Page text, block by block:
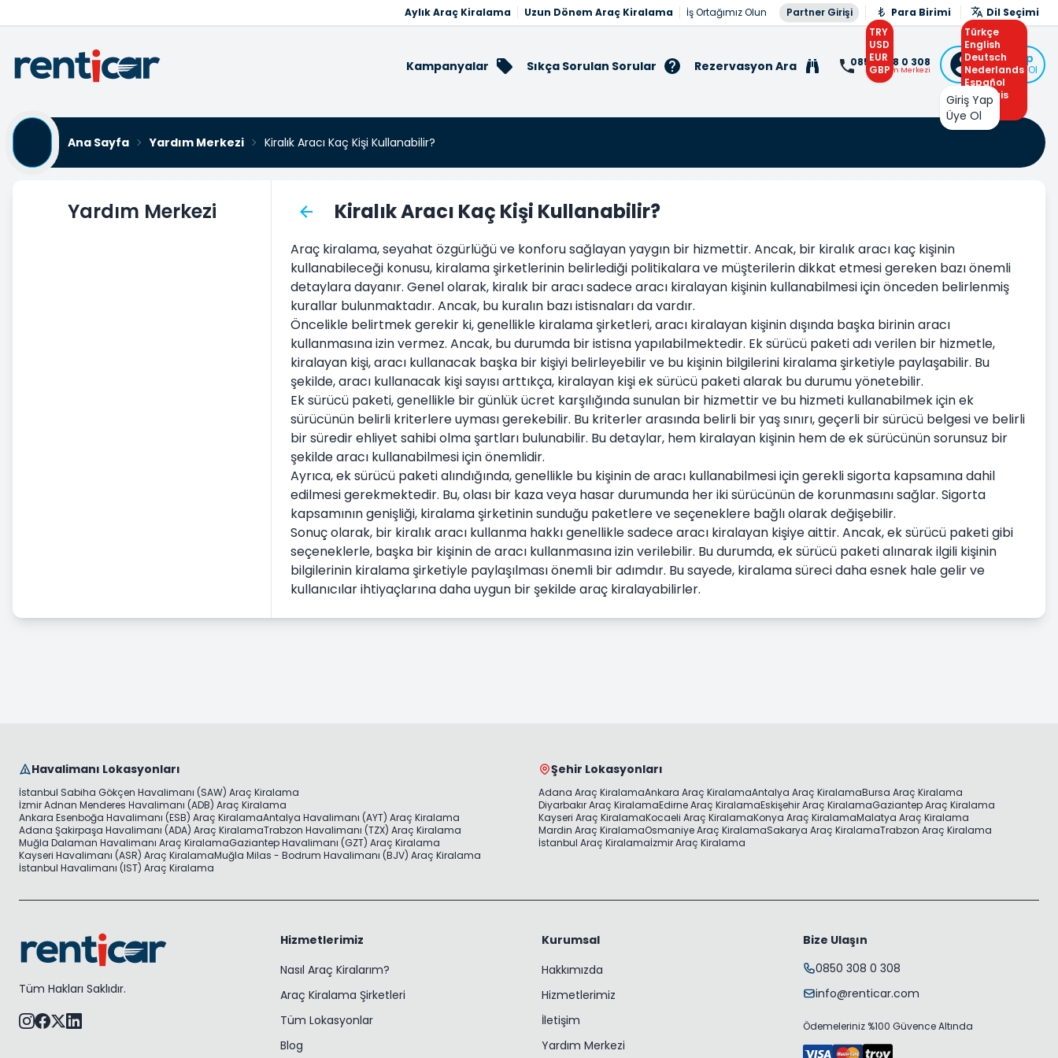
Aylık Araç Kiralama Uzun Dönem Araç Kiralama İş Ortağımız Olun Partner Girişi
Para Birimi
TRY
USD
EUR
GBP
Dil Seçimi
Türkçe
English
Deutsch
Nederlands
Español
Français
Arabic
Kampanyalar Sıkça Sorulan Sorular Rezervasyon Ara 0850 308 0 308
İletişim Merkezi
Giriş Yap
veya Üye Ol
Giriş Yap
Üye Ol
Ana Sayfa
Yardım Merkezi Kiralık Aracı Kaç Kişi Kullanabilir?
Yardım Merkezi Kiralık Aracı Kaç Kişi Kullanabilir?
Araç kiralama, seyahat özgürlüğü ve konforu sağlayan yaygın bir hizmettir. Ancak, bir kiralık aracı kaç kişinin
kullanabileceği konusu, kiralama şirketlerinin belirlediği politikalara ve müşterilerin dikkat etmesi gereken bazı önemli
detaylara dayanır. Genel olarak, kiralık bir aracı sadece aracı kiralayan kişinin kullanabilmesi için önceden belirlenmiş
kurallar bulunmaktadır. Ancak, bu kuralın bazı istisnaları da vardır.
Öncelikle belirtmek gerekir ki, genellikle kiralama şirketleri, aracı kiralayan kişinin dışında başka birinin aracı
kullanmasına izin vermez. Ancak, bu durumda bir istisna yapılabilmektedir. Ek sürücü paketi adı verilen bir hizmetle,
kiralayan kişi, aracı kullanacak başka bir kişiyi belirleyebilir ve bu kişinin bilgilerini kiralama şirketiyle paylaşabilir. Bu
şekilde, aracı kullanacak kişi sayısı arttıkça, kiralayan kişi ek sürücü paketi alarak bu durumu yönetebilir.
Ek sürücü paketi, genellikle bir günlük ücret karşılığında sunulan bir hizmettir ve bu hizmeti kullanabilmek için ek
sürücünün belirli kriterlere uyması gerekebilir. Bu kriterler arasında belirli bir yaş sınırı, geçerli bir sürücü belgesi ve belirli
bir süredir ehliyet sahibi olma şartları bulunabilir. Bu detaylar, hem kiralayan kişinin hem de ek sürücünün sorunsuz bir
şekilde aracı kullanabilmesi için önemlidir.
Ayrıca, ek sürücü paketi alındığında, genellikle bu kişinin de aracı kullanabilmesi için gerekli sigorta kapsamına dahil
edilmesi gerekmektedir. Bu, olası bir kaza veya hasar durumunda her iki sürücünün de korunmasını sağlar. Sigorta
kapsamının genişliği, kiralama şirketinin sunduğu paketlere ve seçeneklere bağlı olarak değişebilir.
Sonuç olarak, bir kiralık aracı kullanma hakkı genellikle sadece aracı kiralayan kişiye aittir. Ancak, ek sürücü paketi gibi
seçeneklerle, başka bir kişinin de aracı kullanmasına izin verilebilir. Bu durumda, ek sürücü paketi alınarak ilgili kişinin
bilgilerinin kiralama şirketiyle paylaşılması önemli bir adımdır. Bu sayede, kiralama süreci daha esnek hale gelir ve
kullanıcılar ihtiyaçlarına daha uygun bir şekilde araç kiralayabilirler.
Havalimanı Lokasyonları
İstanbul Sabiha Gökçen Havalimanı (SAW) Araç Kiralama
İzmir Adnan Menderes Havalimanı (ADB) Araç Kiralama
Ankara Esenboğa Havalimanı (ESB) Araç KiralamaAntalya Havalimanı (AYT) Araç Kiralama
Adana Şakirpaşa Havalimanı (ADA) Araç KiralamaTrabzon Havalimanı (TZX) Araç Kiralama
Muğla Dalaman Havalimanı Araç KiralamaGaziantep Havalimanı (GZT) Araç Kiralama
Kayseri Havalimanı (ASR) Araç KiralamaMuğla Milas - Bodrum Havalimanı (BJV) Araç Kiralama
İstanbul Havalimanı (IST) Araç Kiralama
Şehir Lokasyonları
Adana Araç KiralamaAnkara Araç KiralamaAntalya Araç KiralamaBursa Araç Kiralama
Diyarbakır Araç KiralamaEdirne Araç KiralamaEskişehir Araç KiralamaGaziantep Araç Kiralama
Kayseri Araç KiralamaKocaeli Araç KiralamaKonya Araç KiralamaMalatya Araç Kiralama
Mardin Araç KiralamaOsmaniye Araç KiralamaSakarya Araç KiralamaTrabzon Araç Kiralama
İstanbul Araç Kiralamaİzmir Araç Kiralama
Tüm Hakları Saklıdır.
Hizmetlerimiz
Nasıl Araç Kiralarım?
Araç Kiralama Şirketleri
Tüm Lokasyonlar
Blog
Kurumsal
Hakkımızda
Hizmetlerimiz
İletişim
Yardım Merkezi
Bize Ulaşın
0850 308 0 308
info@renticar.com
Ödemeleriniz %100 Güvence Altında